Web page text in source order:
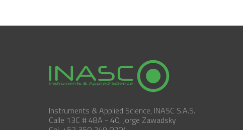
Instruments & Applied Science, INASC S.A.S.
Calle 13C # 48A - 40, Jorge Zawadsky